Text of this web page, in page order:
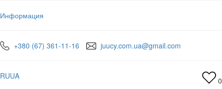
Информация
+380 (67) 361-11-16 juucy.com.ua@gmail.com
RUUA 0